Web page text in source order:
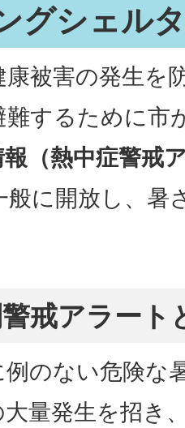
グシェル
被害の発生を
難するために市
報（熱中症警戒
般に開放し、暑
戒アラート
のない危険な
量発生を招き